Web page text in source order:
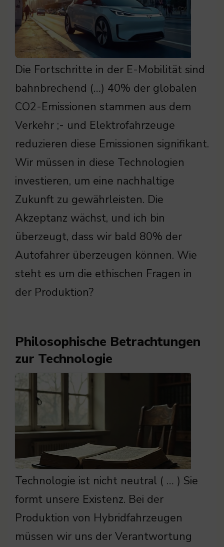
Die Fortschritte in der E-Mobilität sind
bahnbrechend (…) 40% der globalen
CO2-Emissionen stammen aus dem
Verkehr ;- und Elektrofahrzeuge
reduzieren diese Emissionen signifikant.
Wir müssen in diese Technologien
investieren, um eine nachhaltige
Zukunft zu gewährleisten. Die
Akzeptanz wächst, und ich bin
überzeugt, dass wir bald 80% der
Autofahrer überzeugen können. Wie
steht es um die ethischen Fragen in
der Produktion?
Philosophische Betrachtungen
zur Technologie
Technologie ist nicht neutral ( … ) Sie
formt unsere Existenz. Bei der
Produktion von Hybridfahrzeugen
müssen wir uns der Verantwortung